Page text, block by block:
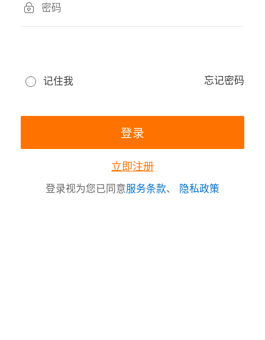
记住我 忘记密码
立即注册
登录视为您已同意服务条款、 隐私政策